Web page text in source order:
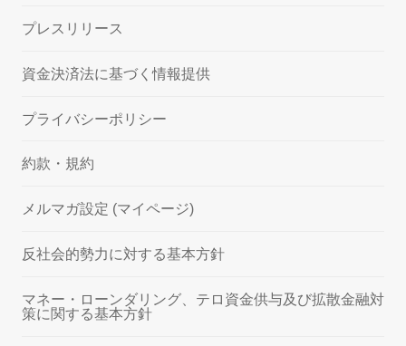
プレスリリース
資金決済法に基づく情報提供
プライバシーポリシー
約款・規約
メルマガ設定 (マイページ)
反社会的勢力に対する基本方針
マネー・ローンダリング、テロ資金供与及び拡散金融対
策に関する基本方針